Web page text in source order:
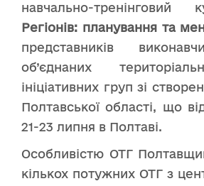
навчально-
Регіонів: планування та
представників
об’єднаних
ініціативних груп зі
Полтавської області, що
21-23 липня в Полтаві.
Особливістю ОТГ
кількох потужних ОТГ з